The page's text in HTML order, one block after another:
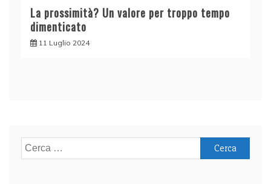
La prossimità? Un valore per troppo tempo
dimenticato
11 Luglio 2024
Ricerca
per: